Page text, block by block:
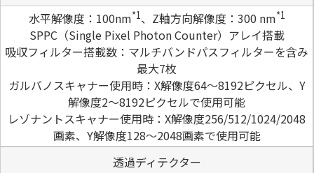
水平解像度：100nm*1 、Z軸方向解像度：300 nm*1
SPPC（Single Pixel Photon Counter）アレイ搭載
吸収フィルター搭載数：マルチバンドパスフィルターを含み
最大7枚
ガルバノスキャナー使用時：X解像度64～8192ピクセル、Y
解像度2～8192ピクセルで使用可能
レゾナントスキャナー使用時：X解像度256/512/1024/2048
画素、Y解像度128～2048画素で使用可能
透過ディテクター